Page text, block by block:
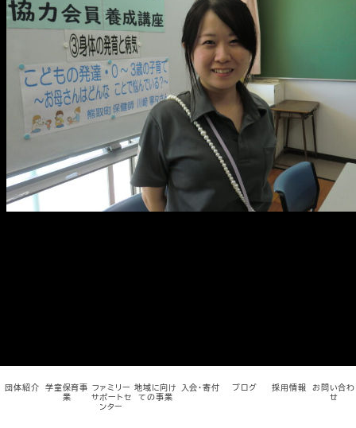
メ
イ
ン
コ
テ
団体紹介 学童保育事
業
ファミリー
サポートセ
ンター
地域に向け
ての事業
入会・寄付 ブログ 採用情報 お問い合わ
せ